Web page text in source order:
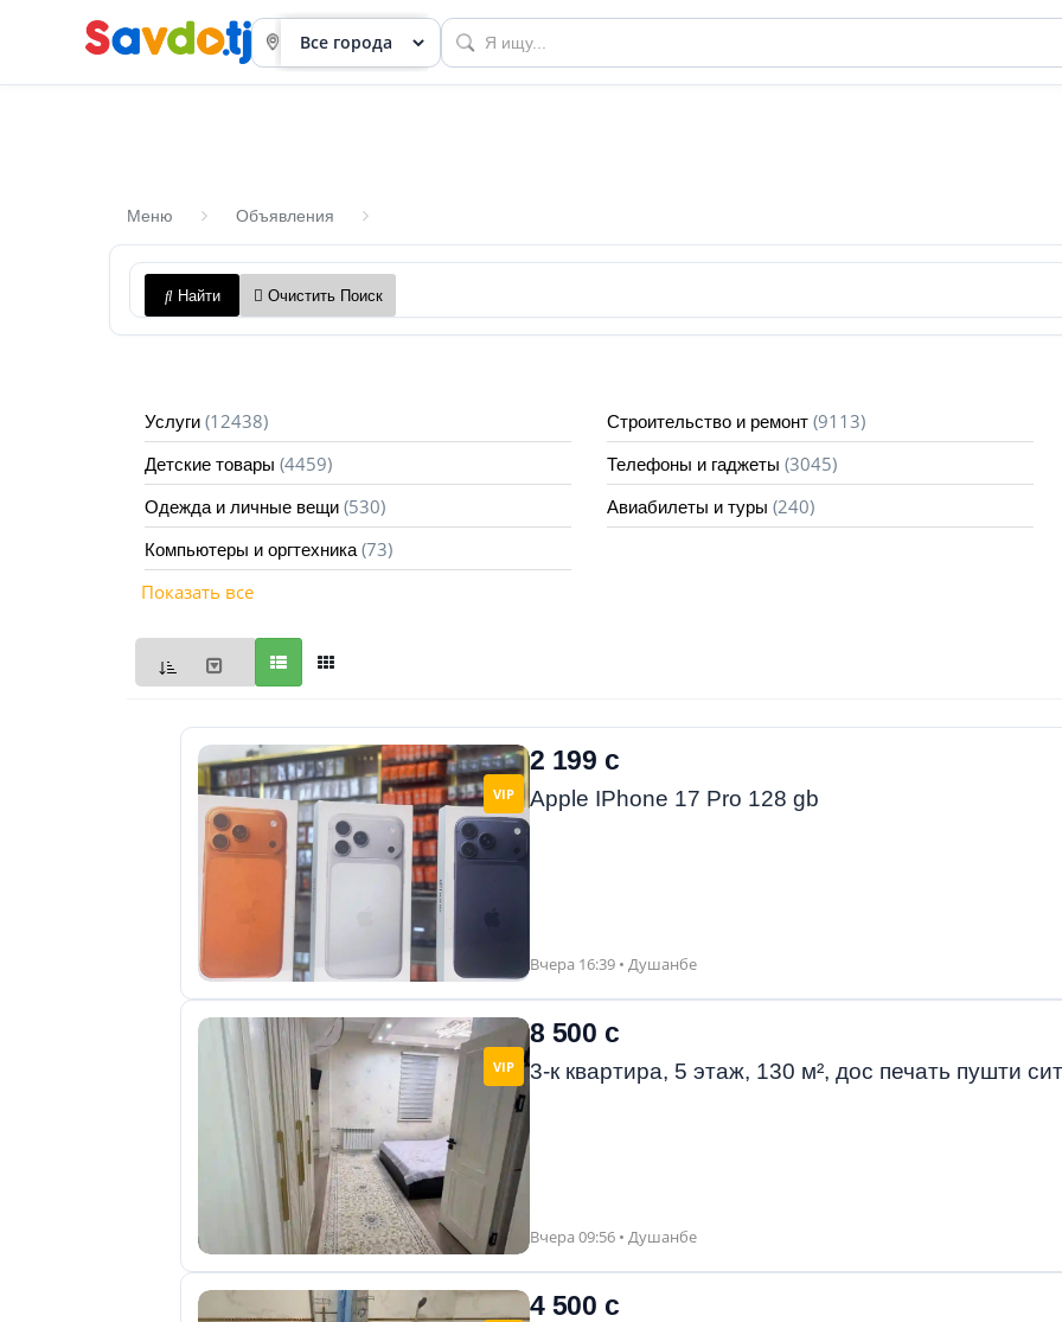
приборов
объявления
Меню Объявления
Найти Очистить Поиск
Услуги (12438) Строительство и ремонт (9113)
Детские товары (4459) Телефоны и гаджеты (3045)
Одежда и личные вещи (530) Авиабилеты и туры (240)
Компьютеры и оргтехника (73)
Показать все
VIP
2 199 с
Apple IPhone 17 Pro 128 gb
Вчера 16:39 • Душанбе
VIP
8 500 с
3-к квартира, 5 этаж, 130 м², дос печать пушти
Вчера 09:56 • Душанбе
4 500 с